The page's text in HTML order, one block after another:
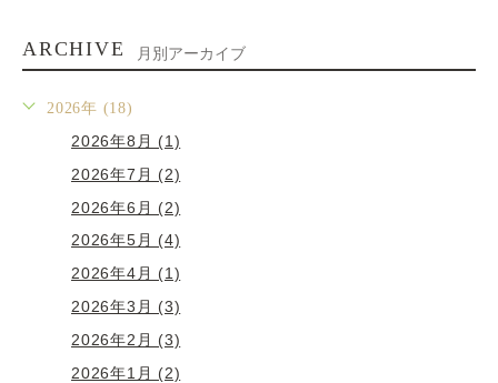
ARCHIVE 月別アーカイブ
2026年 (18)
2026年8月 (1)
2026年7月 (2)
2026年6月 (2)
2026年5月 (4)
2026年4月 (1)
2026年3月 (3)
2026年2月 (3)
2026年1月 (2)